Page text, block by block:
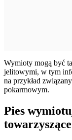
Wymioty mogą być
jelitowymi, w tym
na przykład
pokarmowym.
Pies
towarzyszące